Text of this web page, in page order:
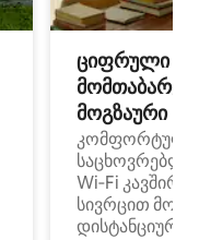
ციფრული
მოგზაური
კომფორტული
Wi‑Fi
სივრცით
დისტანციური